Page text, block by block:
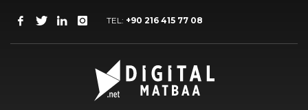
TEL: +90 216 415 77 08